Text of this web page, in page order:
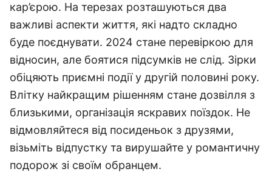
кар’єрою. На терезах розташуються два
важливі аспекти життя, які надто складно
буде поєднувати. 2024 стане перевіркою для
відносин, але боятися підсумків не слід. Зірки
обіцяють приємні події у другій половині року.
Влітку найкращим рішенням стане дозвілля з
близькими, організація яскравих поїздок. Не
відмовляйтеся від посиденьок з друзями,
візьміть відпустку та вирушайте у романтичну
подорож зі своїм обранцем.